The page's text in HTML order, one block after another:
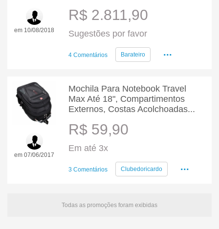
em 10/08/2018
R$ 2.811,90
Sugestões por favor
4 Comentários Barateiro ...
em 07/06/2017
Mochila Para Notebook Travel
Max Até 18", Compartimentos
Externos, Costas Acolchoadas...
R$ 59,90
Em até 3x
3 Comentários Clubedoricardo ...
Todas as promoções foram exibidas